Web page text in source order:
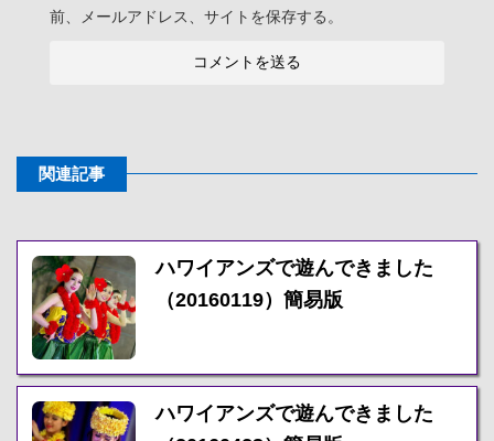
前、メールアドレス、サイトを保存する。
関連記事
ハワイアンズで遊んできました
（20160119）簡易版
ハワイアンズで遊んできました